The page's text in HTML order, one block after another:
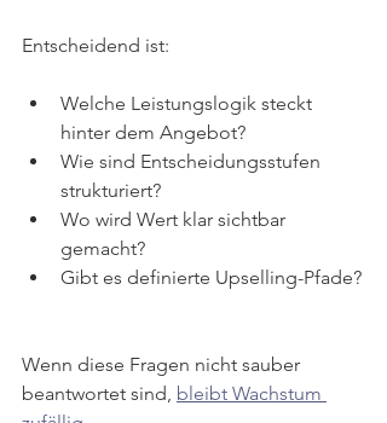
Entscheidend ist:
Welche Leistungslogik steckt
hinter dem Angebot?
Wie sind Entscheidungsstufen
strukturiert?
Wo wird Wert klar sichtbar
gemacht?
Gibt es definierte Upselling-Pfade?
Wenn diese Fragen nicht sauber
beantwortet sind, bleibt Wachstum